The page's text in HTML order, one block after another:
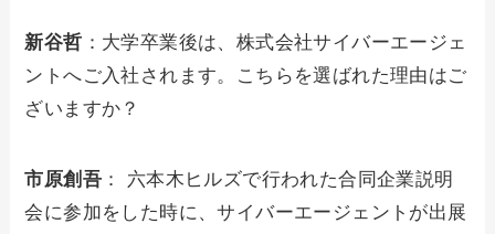
新谷哲 ：大学卒業後は、株式会社サイバーエージェ
ントへご入社されます。こちらを選ばれた理由はご
ざいますか？
市原創吾 ： 六本木ヒルズで行われた合同企業説明
会に参加をした時に、サイバーエージェントが出展